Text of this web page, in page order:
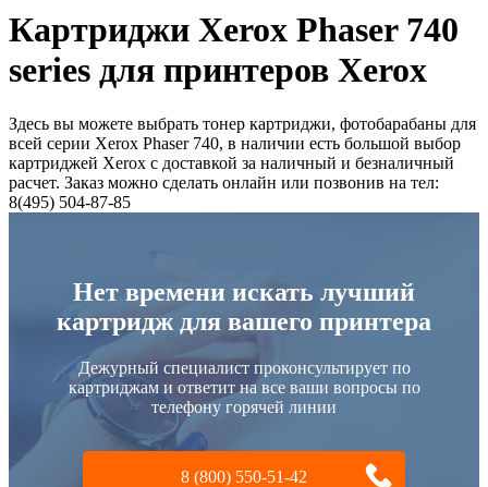
Картриджи Xerox Phaser 740
series для принтеров Xerox
Здесь вы можете выбрать тонер картриджи, фотобарабаны для
всей серии Xerox Phaser 740, в наличии есть большой выбор
картриджей Xerox с доставкой за наличный и безналичный
расчет. Заказ можно сделать онлайн или позвонив на тел:
8(495) 504-87-85
Нет времени искать лучший
картридж для вашего принтера
Дежурный специалист проконсультирует по
картриджам и ответит на все ваши вопросы по
телефону горячей линии
8 (800) 550-51-42